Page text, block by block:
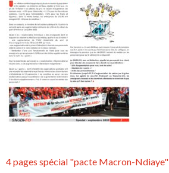
4 pages spécial "pacte Macron-Ndiaye"